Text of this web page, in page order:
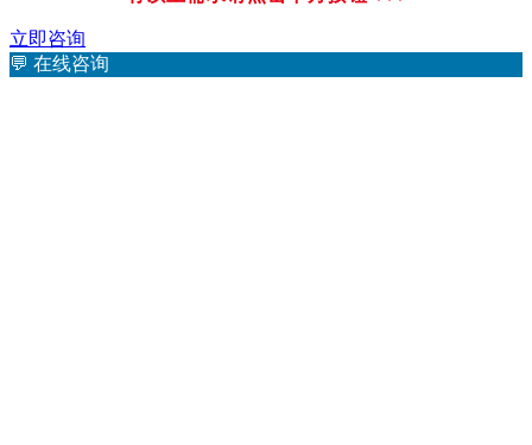
立即咨询
💬 在线咨询